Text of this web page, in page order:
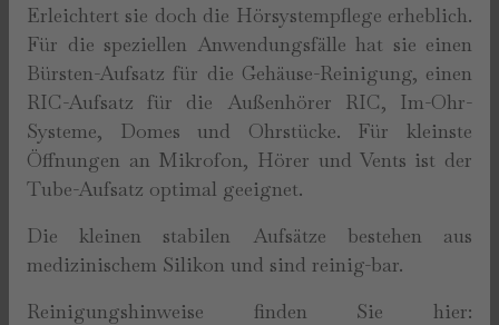
Erleichtert sie doch die Hörsystempflege erheblich.
Für die speziellen Anwendungsfälle hat sie einen
Bürsten-Aufsatz für die Gehäuse-Reinigung, einen
RIC-Aufsatz für die Außenhörer RIC, Im-Ohr-
Systeme, Domes und Ohrstücke. Für kleinste
Öffnungen an Mikrofon, Hörer und Vents ist der
Tube-Aufsatz optimal geeignet.
Die kleinen stabilen Aufsätze bestehen aus
medizinischem Silikon und sind reinig-bar.
Reinigungshinweise finden Sie hier: